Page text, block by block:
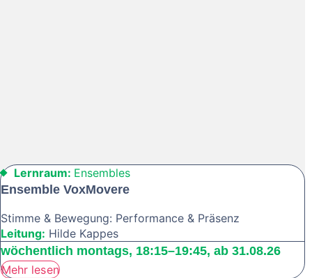
Lernraum: Ensembles
Ensemble VoxMovere
Stimme & Bewegung: Performance & Präsenz
Leitung: Hilde Kappes
wöchentlich montags, 18:15–19:45, ab 31.08.26
Mehr lesen